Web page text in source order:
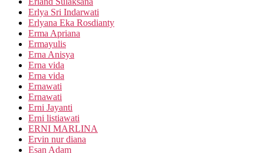
Erlya Sri Indarwati
Erlyana Eka Rosdianty
Erma Apriana
Ermayulis
Erna Anisya
Erna vida
Erna vida
Ernawati
Ernawati
Erni Jayanti
Erni listiawati
ERNI MARLINA
Ervin nur diana
Esan Adam